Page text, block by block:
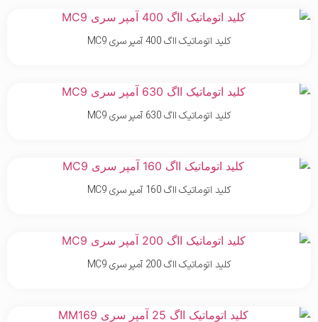
کلید اتوماتیک ااگ 400 آمپر سری MC9
کلید اتوماتیک ااگ 630 آمپر سری MC9
کلید اتوماتیک ااگ 160 آمپر سری MC9
کلید اتوماتیک ااگ 200 آمپر سری MC9